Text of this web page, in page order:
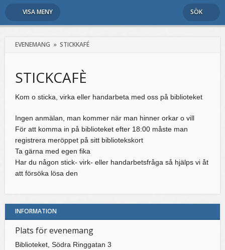
VISA MENY SÖK
EVENEMANG » STICKKAFÉ
STICKCAFÈ
Kom o sticka, virka eller handarbeta med oss på biblioteket
Ingen anmälan, man kommer när man hinner orkar o vill
För att komma in på biblioteket efter 18:00 måste man
registrera meröppet på sitt bibliotekskort
Ta gärna med egen fika
Har du någon stick- virk- eller handarbetsfråga så hjälps vi åt
att försöka lösa den
INFORMATION
Plats för evenemang
Biblioteket, Södra Ringgatan 3